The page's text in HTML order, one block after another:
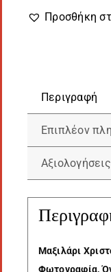
Προσθήκη
Περιγραφή
Επιπλέον
Μαξιλάρι
Φωτογραφία,